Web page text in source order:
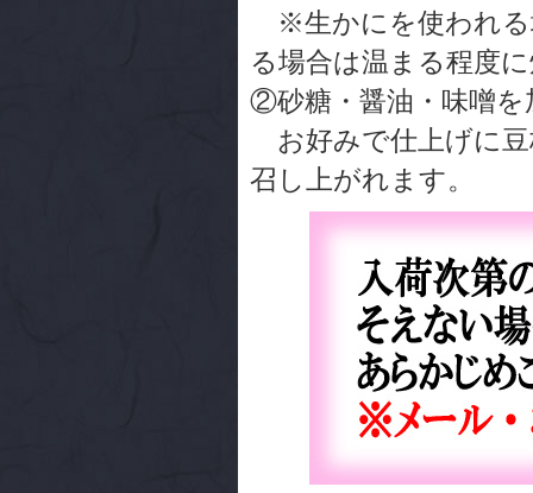
※生かにを使われる
る場合は温まる程度
②砂糖・醤油・味噌を
お好みで仕上げに豆
召し上がれます。